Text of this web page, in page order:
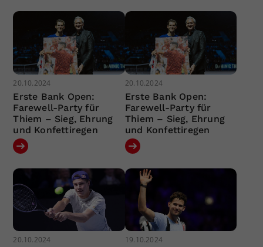
20.10.2024
Erste Bank Open:
Farewell-Party für
Thiem – Sieg, Ehrung
und Konfettiregen
20.10.2024
Erste Bank Open:
Farewell-Party für
Thiem – Sieg, Ehrung
und Konfettiregen
20.10.2024 19.10.2024